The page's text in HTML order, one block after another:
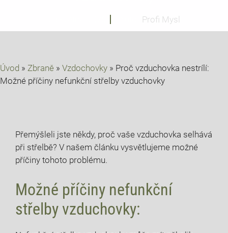
Profi Mysl
Úvod » Zbraně » Vzdochovky » Proč vzduchovka nestrílí:
Možné příčiny nefunkční střelby vzduchovky
Přemýšleli jste někdy, proč vaše vzduchovka selhává
při střelbě? V našem článku vysvětlujeme možné
příčiny tohoto problému.
Možné příčiny nefunkční
střelby vzduchovky: